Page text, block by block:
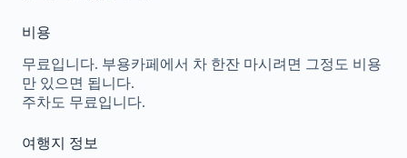
비용
무료입니다. 부용카페에서 차 한잔 마시려면 그정도 비용
만 있으면 됩니다.
주차도 무료입니다.
여행지 정보